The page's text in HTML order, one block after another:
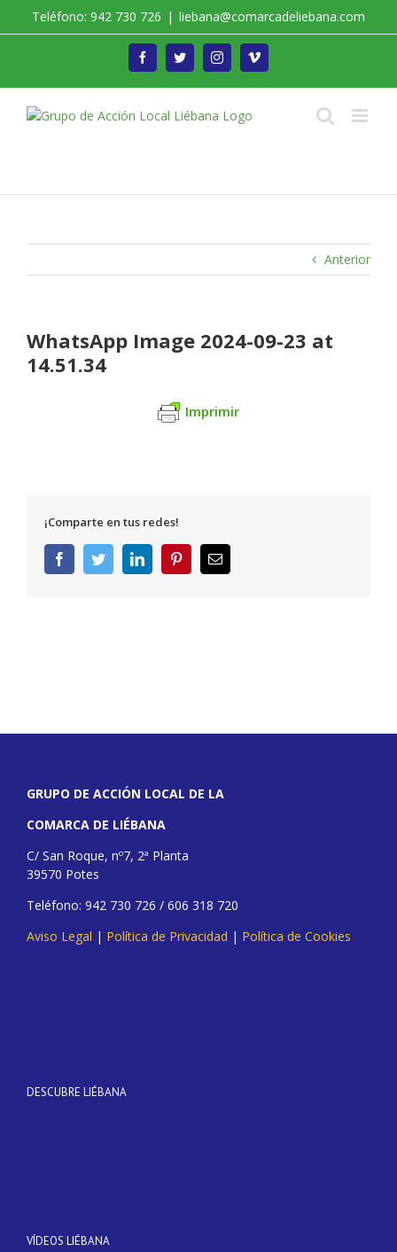
Teléfono: 942 730 726 | liebana@comarcadeliebana.com
FacebookTwitterInstagramVimeo
Anterior
WhatsApp Image 2024-09-23 at
14.51.34
Imprimir
¡Comparte en tus redes!
FacebookTwitterLinkedInPinterestCorreo
electrónico
GRUPO DE ACCIÓN LOCAL DE LA
COMARCA DE LIÉBANA
C/ San Roque, nº7, 2ª Planta
39570 Potes
Teléfono: 942 730 726 / 606 318 720
Aviso Legal | Política de Privacidad | Política de Cookies
DESCUBRE LIÉBANA
VÍDEOS LIÉBANA